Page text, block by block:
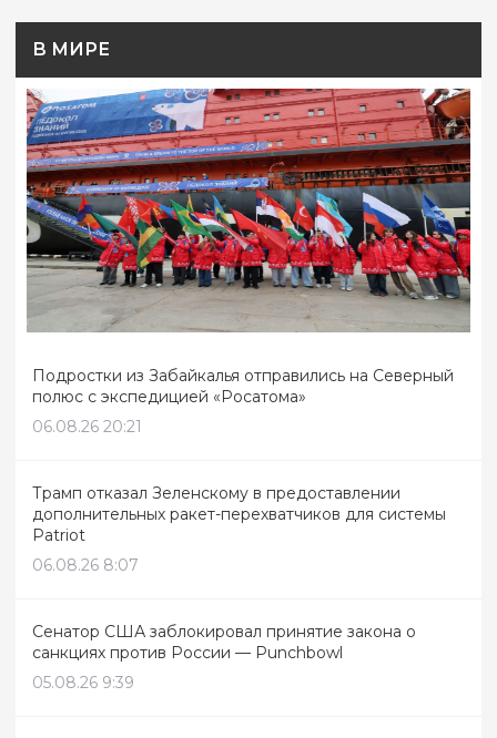
В МИРЕ
Подростки из Забайкалья отправились на Северный
полюс с экспедицией «Росатома»
06.08.26 20:21
Трамп отказал Зеленскому в предоставлении
дополнительных ракет-перехватчиков для системы
Patriot
06.08.26 8:07
Сенатор США заблокировал принятие закона о
санкциях против России — Punchbowl
05.08.26 9:39